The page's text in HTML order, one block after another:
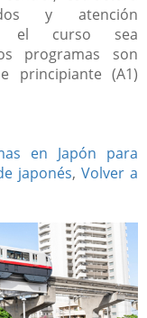
y atención
el curso sea
programas son
principiante (A1)
en Japón para
japonés, Volver a